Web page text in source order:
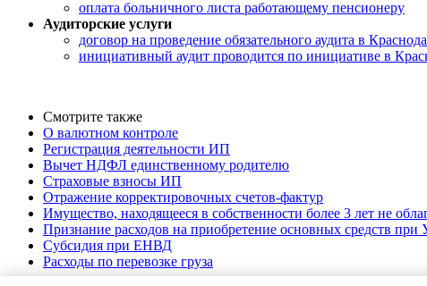
оплата больничного листа работающему пенсионеру
Аудиторские услуги
договор на проведение обязательного аудита в
инициативный аудит проводится по инициативе в
Смотрите также
О валютном контроле
Регистрация деятельности ИП
Вычет НДФЛ единственному родителю
Страховые взносы ИП
Отражение корректировочных счетов-фактур
Имущество, находящееся в собственности более 3 лет не
Признание расходов на приобретение основных средств
Субсидия при ЕНВД
Расходы по перевозке груза